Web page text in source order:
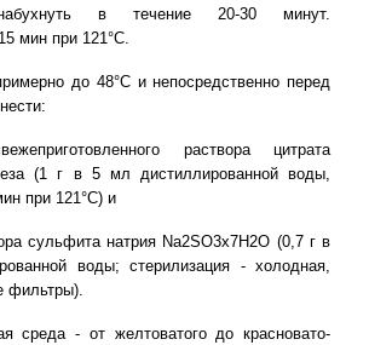
в течение 20-30 минут.
мин при 121°С.
до 48°С и непосредственно перед
раствора цитрата
(1 г в 5 мл дистиллированной воды,
при 121°С) и
сульфита натрия Na2SO3x7H2O (0,7 г в
воды; стерилизация - холодная,
фильтры).
среда - от желтоватого до красновато-